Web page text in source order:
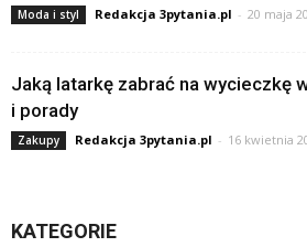
Moda i styl Redakcja 3pytania.pl - 20 maja
Jaką latarkę zabrać na wycieczkę
i porady
Zakupy Redakcja 3pytania.pl - 16 kwietnia
KATEGORIE